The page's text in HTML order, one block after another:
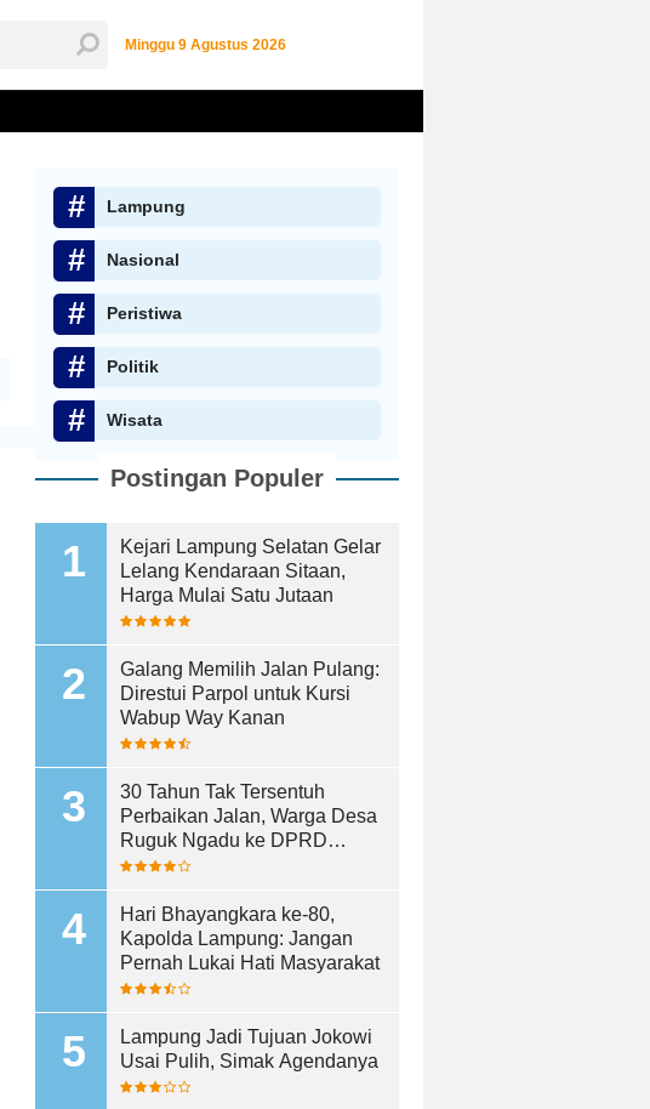
Minggu 9 Agustus 2026
Lampung
Nasional
Peristiwa
Politik
Wisata
Postingan Populer
Kejari Lampung Selatan Gelar
Lelang Kendaraan Sitaan,
Harga Mulai Satu Jutaan
Galang Memilih Jalan Pulang:
Direstui Parpol untuk Kursi
Wabup Way Kanan
30 Tahun Tak Tersentuh
Perbaikan Jalan, Warga Desa
Ruguk Ngadu ke DPRD
Lampung Selatan
Hari Bhayangkara ke-80,
Kapolda Lampung: Jangan
Pernah Lukai Hati Masyarakat
Lampung Jadi Tujuan Jokowi
Usai Pulih, Simak Agendanya